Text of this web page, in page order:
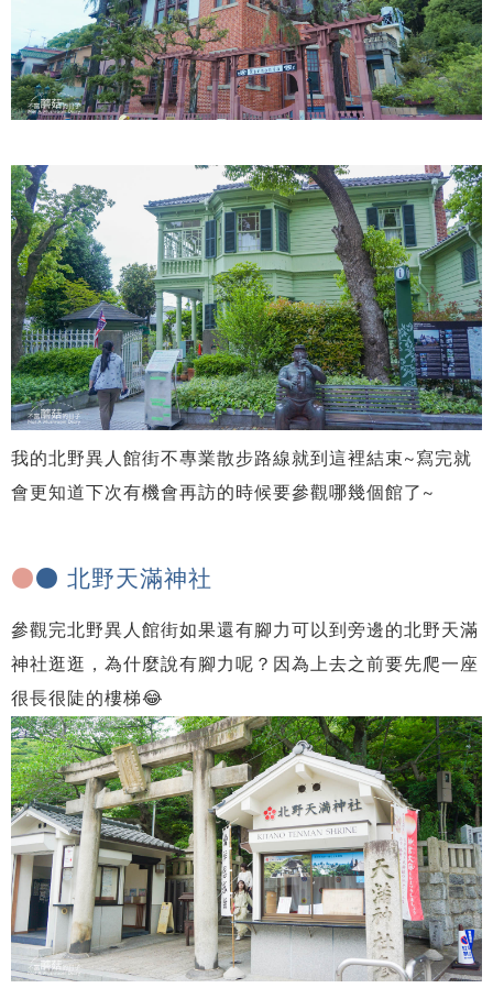
我的北野異人館街不專業散步路線就到這裡結束~寫完就
會更知道下次有機會再訪的時候要參觀哪幾個館了~
●● 北野天滿神社
參觀完北野異人館街如果還有腳力可以到旁邊的北野天滿
神社逛逛，為什麼說有腳力呢？因為上去之前要先爬一座
很長很陡的樓梯😂